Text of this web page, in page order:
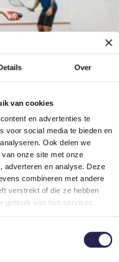
Over
van cookies
en advertenties te
voor social media te bieden en
Ook delen we
onze site met onze
adverteren en analyse. Deze
combineren met andere
verstrekt of die ze hebben
gebruik van hun services.
die interesse hebben in
Ontdek in één oogopslag vrijwel
de buurt. Zoek je een nieuwe
beweging te komen? Dat kan voor
zoon of dochter. Je vindt hier
en je leeftijd.
overslaan
nadat u akkoord bent